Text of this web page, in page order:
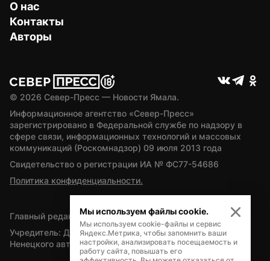
О нас
Контакты
Авторы
© 2026 Север-Пресс — Новости Ямала.
Информационное агентство «Север-Пресс»
зарегистрировано в Федеральной службе по надзору в
сфере связи, информационных технологий и массовых
коммуникаций (Роскомнадзор) 09 июля 2013 года
Свидетельство о регистрации ИА № ФС77-54686
Политика конфиденциальности.
Главный редактор — А.Л. Поздеев
Учредитель: Департамент внутренней политики Ямало-
Ненецкого автономного округа
Мы используем файлы cookie.
Мы используем cookie-файлы и сервис
Яндекс.Метрика, чтобы запомнить ваши
настройки, анализировать посещаемость и
работу сайта, повышать его